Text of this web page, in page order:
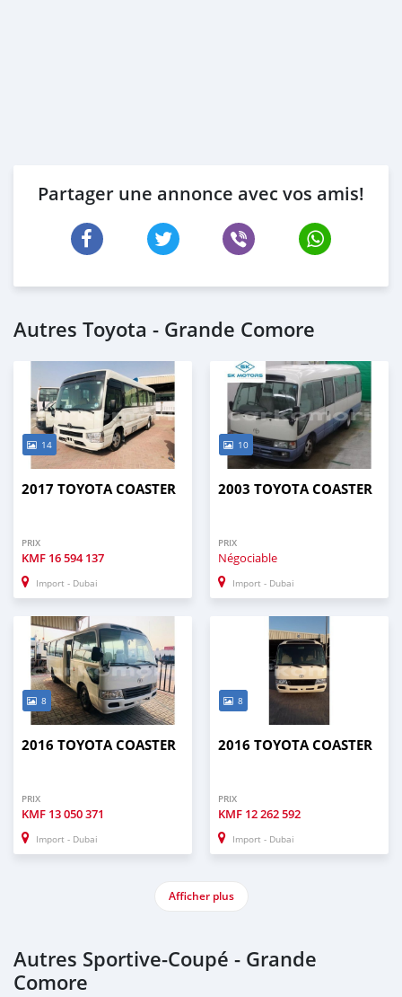
Partager une annonce avec vos amis!
Autres Toyota - Grande Comore
14
2017 TOYOTA COASTER
PRIX
KMF 16 594 137
Import - Dubai
10
2003 TOYOTA COASTER
PRIX
Négociable
Import - Dubai
8
2016 TOYOTA COASTER
PRIX
KMF 13 050 371
Import - Dubai
8
2016 TOYOTA COASTER
PRIX
KMF 12 262 592
Import - Dubai
Afficher plus
Autres Sportive‒Coupé - Grande
Comore